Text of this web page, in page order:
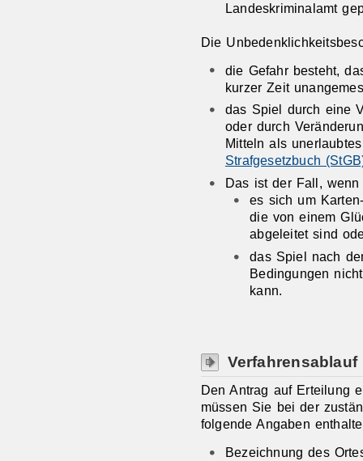
Landeskriminalamt
Die
die Gefahr besteht,
kurzer Zeit
das Spiel durch eine
oder durch
Mitteln als
Strafgesetzbuch
Das ist der Fall, wenn
es sich um
die von einem
abgeleitet sind
das Spiel nach
Bedingungen
kann.
Verfahrensablauf
Den Antrag auf Erteilung
müssen Sie bei der
folgende Angaben
Bezeichnung des